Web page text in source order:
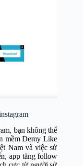
bạn không thể
mềm Demy Like
Nam và việc sử
app tăng follow